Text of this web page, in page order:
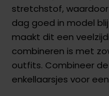
stretchstof,
dag goed in model
maakt dit een
combineren is met
outfits. Combineer
enkellaarsjes voor